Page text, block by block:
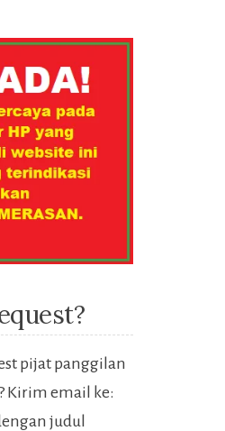
pijat panggilan
Kirim email ke:
judul